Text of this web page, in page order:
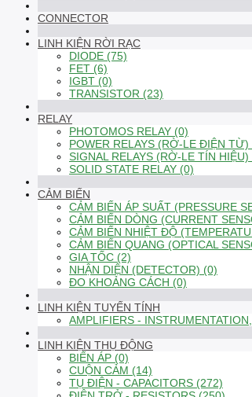
CONNECTOR
LINH KIỆN RỜI RẠC
DIODE (75)
FET (6)
IGBT (0)
TRANSISTOR (23)
RELAY
PHOTOMOS RELAY (0)
POWER RELAYS (RỜ-LE ĐIỆN TỪ)
SIGNAL RELAYS (RỜ-LE TÍN HIỆU)
SOLID STATE RELAY (0)
CẢM BIẾN
CẢM BIẾN ÁP SUẤT (PRESSURE
CẢM BIẾN DÒNG (CURRENT
CẢM BIẾN NHIỆT ĐỘ
CẢM BIẾN QUANG (OPTICAL
GIA TỐC (2)
NHẬN DIỆN (DETECTOR) (0)
ĐO KHOẢNG CÁCH (0)
LINH KIỆN TUYẾN TÍNH
AMPLIFIERS -
LINH KIỆN THỤ ĐỘNG
BIẾN ÁP (0)
CUỘN CẢM (14)
TỤ ĐIỆN - CAPACITORS (272)